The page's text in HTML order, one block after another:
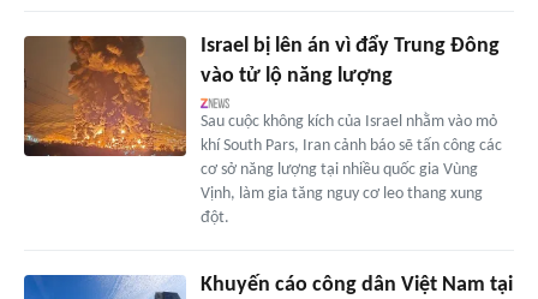
Israel bị lên án vì đẩy Trung Đông
vào tử lộ năng lượng
Sau cuộc không kích của Israel nhằm vào mỏ
khí South Pars, Iran cảnh báo sẽ tấn công các
cơ sở năng lượng tại nhiều quốc gia Vùng
Vịnh, làm gia tăng nguy cơ leo thang xung
đột.
Khuyến cáo công dân Việt Nam tại